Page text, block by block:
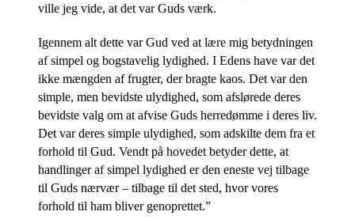
ville jeg vide, at det var Guds værk.
Igennem alt dette var Gud ved at lære mig betydningen
af simpel og bogstavelig lydighed. I Edens have var det
ikke mængden af frugter, der bragte kaos. Det var den
simple, men bevidste ulydighed, som afslørede deres
bevidste valg om at afvise Guds herredømme i deres liv.
Det var deres simple ulydighed, som adskilte dem fra et
forhold til Gud. Vendt på hovedet betyder dette, at
handlinger af simpel lydighed er den eneste vej tilbage
til Guds nærvær – tilbage til det sted, hvor vores
forhold til ham bliver genoprettet.”